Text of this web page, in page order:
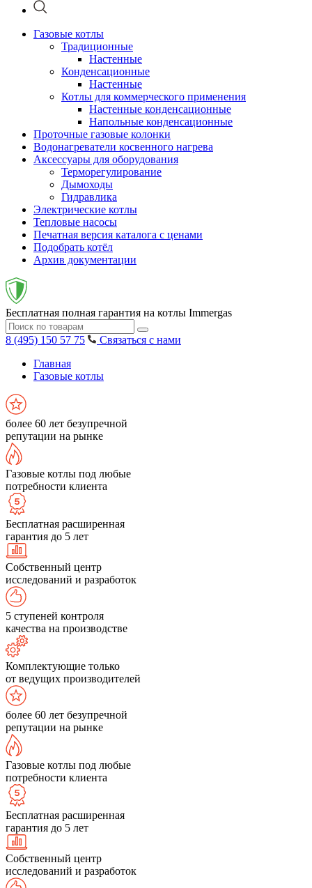
Газовые котлы
Традиционные
Настенные
Конденсационные
Настенные
Котлы для коммерческого применения
Настенные конденсационные
Напольные конденсационные
Проточные газовые колонки
Водонагреватели косвенного нагрева
Аксессуары для оборудования
Терморегулирование
Дымоходы
Гидравлика
Электрические котлы
Тепловые насосы
Печатная версия каталога с ценами
Подобрать котёл
Архив документации
Бесплатная полная гарантия на котлы Immergas
8 (495) 150 57 75
Связаться с нами
Главная
Газовые котлы
более 60 лет безупречной
репутации на рынке
Газовые котлы под любые
потребности клиента
Бесплатная расширенная
гарантия до 5 лет
Собственный центр
исследований и разработок
5 ступеней контроля
качества на производстве
Комплектующие только
от ведущих производителей
более 60 лет безупречной
репутации на рынке
Газовые котлы под любые
потребности клиента
Бесплатная расширенная
гарантия до 5 лет
Собственный центр
исследований и разработок